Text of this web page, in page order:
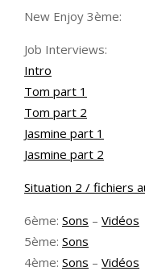
New Enjoy 3ème:
Job Interviews:
Intro
Tom part 1
Tom part 2
Jasmine part 1
Jasmine part 2
Situation 2 / fichiers
6ème: Sons – Vidéos
5ème: Sons
4ème: Sons – Vidéos